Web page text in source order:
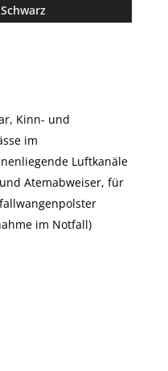
Kinn- und
im
Luftkanäle
Atemabweiser, für
im Notfall)